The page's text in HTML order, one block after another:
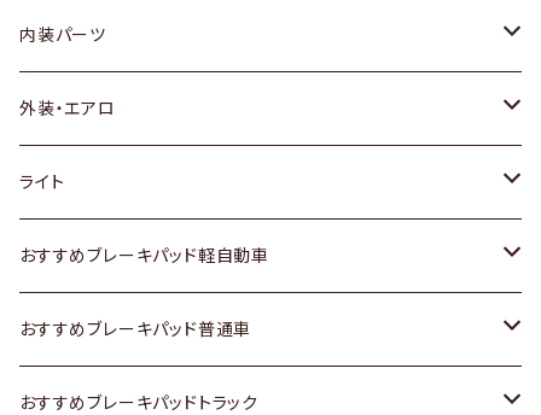
内装パーツ
トヨタ
ホンダ
スズキ
日産
いすゞ
外装・エアロ
トヨタ
ホンダ
スズキ
日産
ライト
トヨタ
スズキ
日産
おすすめブレーキパッド軽自動車
トヨタ
ホンダ
おすすめブレーキパッド普通車
トヨタ
おすすめブレーキパッドトラック